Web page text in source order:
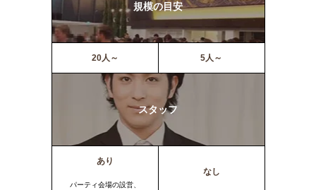
規模の目安
20人～ 5人～
スタッフ
あり
パーティ会場の設営、
なし